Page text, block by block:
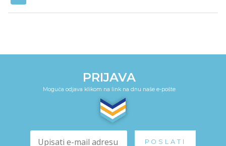
PRIJAVA
Moguća odjava klikom na link na dnu naše e-pošte